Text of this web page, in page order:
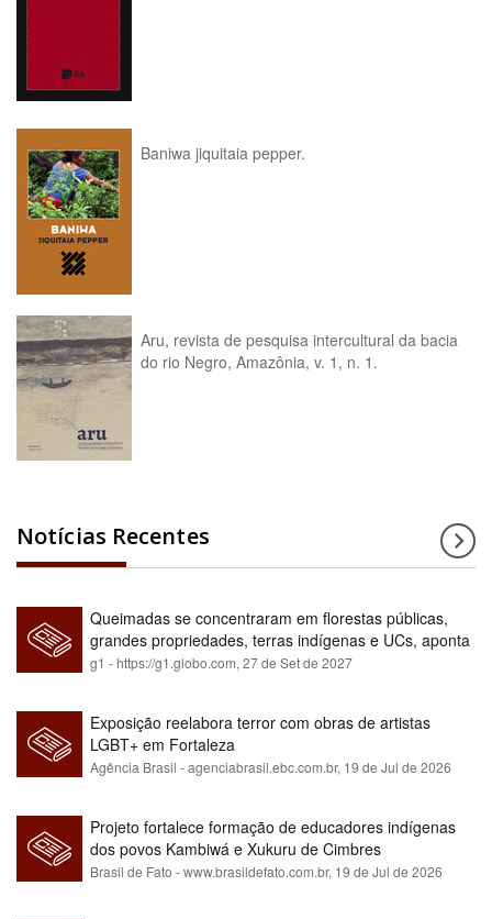
Baniwa jiquitaia pepper.
Aru, revista de pesquisa intercultural da bacia
do rio Negro, Amazônia, v. 1, n. 1.
Notícias Recentes
Queimadas se concentraram em florestas públicas,
grandes propriedades, terras indígenas e UCs, aponta
relatório
g1 - https://g1.globo.com, 27 de Set de 2027
Exposição reelabora terror com obras de artistas
LGBT+ em Fortaleza
Agência Brasil - agenciabrasil.ebc.com.br, 19 de Jul de 2026
Projeto fortalece formação de educadores indígenas
dos povos Kambiwá e Xukuru de Cimbres
Brasil de Fato - www.brasildefato.com.br, 19 de Jul de 2026